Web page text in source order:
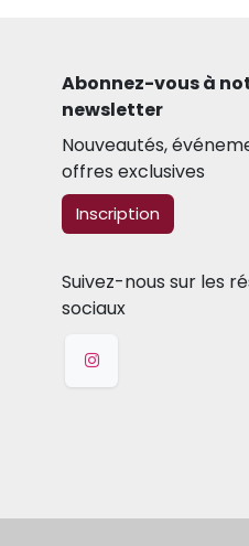
Abonnez-vous à
newsletter​
Nouveautés,
offres exclusives
​​​​Inscription
Suivez-nous sur les
sociaux